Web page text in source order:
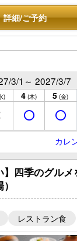
詳細/ご予約
3/1～ 2027/3/7
) 4 (木) 5 (金)
カレ
】四季のグル
レストラン食